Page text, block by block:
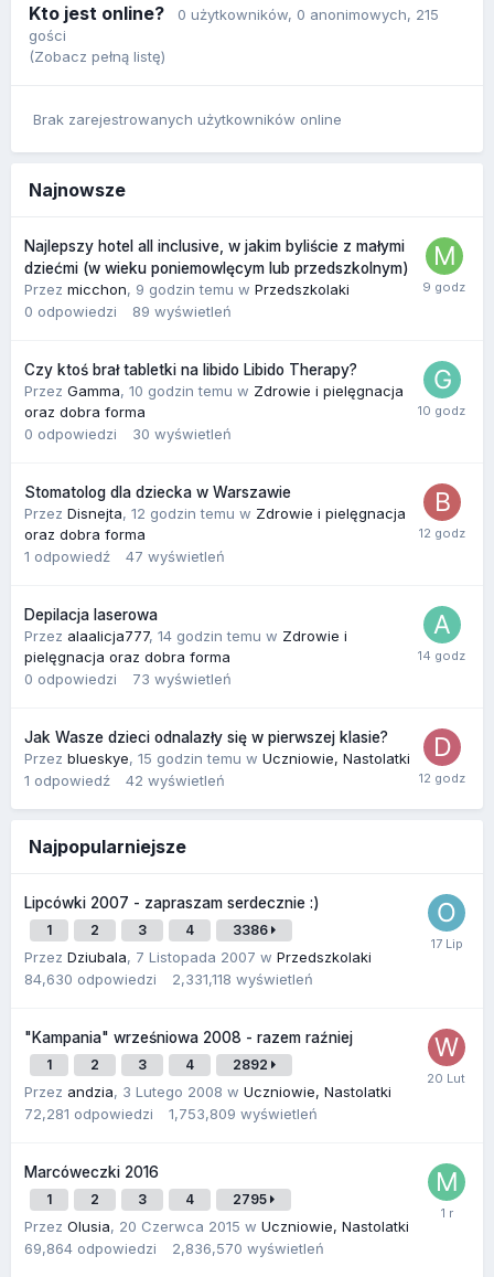
Kto jest online? 0 użytkowników, 0 anonimowych, 215
gości
(Zobacz pełną listę)
Brak zarejestrowanych użytkowników online
Najnowsze
Najlepszy hotel all inclusive, w jakim byliście z małymi
dziećmi (w wieku poniemowlęcym lub przedszkolnym)
Przez micchon, 9 godzin temu w Przedszkolaki
0 odpowiedzi 89 wyświetleń
Czy ktoś brał tabletki na libido Libido Therapy?
Przez Gamma, 10 godzin temu w Zdrowie i pielęgnacja
oraz dobra forma
0 odpowiedzi 30 wyświetleń
Stomatolog dla dziecka w Warszawie
Przez Disnejta, 12 godzin temu w Zdrowie i pielęgnacja
oraz dobra forma
1 odpowiedź 47 wyświetleń
Depilacja laserowa
Przez alaalicja777, 14 godzin temu w Zdrowie i
pielęgnacja oraz dobra forma
0 odpowiedzi 73 wyświetleń
Jak Wasze dzieci odnalazły się w pierwszej klasie?
Przez blueskye, 15 godzin temu w Uczniowie, Nastolatki
1 odpowiedź 42 wyświetleń
Najpopularniejsze
Lipcówki 2007 - zapraszam serdecznie :)
1 2 3 4 3386
Przez Dziubala, 7 Listopada 2007 w Przedszkolaki
84,630 odpowiedzi 2,331,118 wyświetleń
"Kampania" wrześniowa 2008 - razem raźniej
1 2 3 4 2892
Przez andzia, 3 Lutego 2008 w Uczniowie, Nastolatki
72,281 odpowiedzi 1,753,809 wyświetleń
Marcóweczki 2016
1 2 3 4 2795
Przez Olusia, 20 Czerwca 2015 w Uczniowie, Nastolatki
69,864 odpowiedzi 2,836,570 wyświetleń